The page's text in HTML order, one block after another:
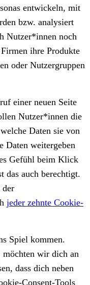
entwickeln, mit
bzw. analysiert
Nutzer*innen noch
ihre Produkte
oder Nutzergruppen
einer neuen Seite
Nutzer*innen die
Daten sie von
Daten weitergeben
Gefühl beim Klick
das auch berechtigt.
der
jeder zehnte Cookie-
Spiel kommen.
wir dich an
dass dich neben
Consent-Tools